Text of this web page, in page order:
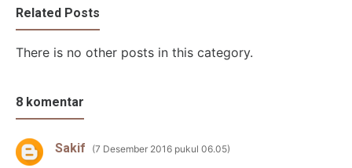
Related Posts
There is no other posts in this category.
8 komentar
Sakif 7 Desember 2016 pukul 06.05